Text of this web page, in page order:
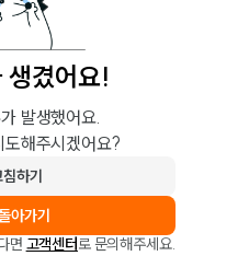
생겼어요!
발생했어요.
해주시겠어요?
하기
아가기
면 고객센터로 문의해주세요.